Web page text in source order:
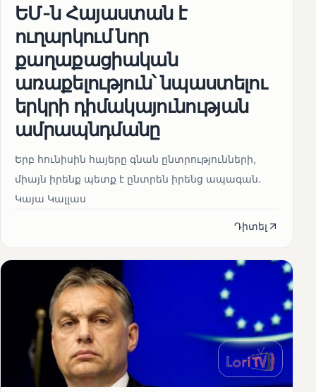
ԵՄ-ն Հայաստան է
ուղարկում նոր
քաղաքացիական
առաքելություն՝ նպաստելու
երկրի դիմակայունության
ամրապնդմանը
Երբ հունիսին հայերը գնան ընտրությունների,
միայն իրենք պետք է ընտրեն իրենց ապագան.
Կայա Կալլաս
Դիտել